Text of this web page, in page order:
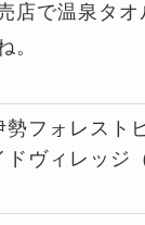
店で温泉タ
。
勢フォレスト
ドヴィレッジ